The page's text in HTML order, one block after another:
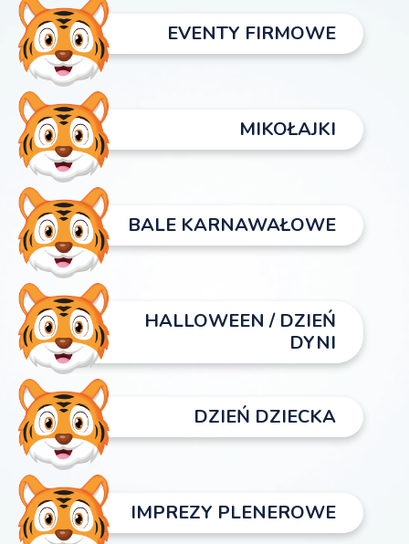
EVENTY FIRMOWE
MIKOŁAJKI
BALE KARNAWAŁOWE
HALLOWEEN / DZIEŃ
DYNI
DZIEŃ DZIECKA
IMPREZY PLENEROWE